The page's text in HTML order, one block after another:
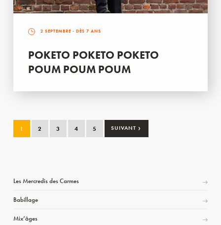
2 SEPTEMBRE - DÈS 7 ANS
POKETO POKETO POKETO
POUM POUM POUM
1 2 3 4 5 SUIVANT ›
Les Mercredis des Carmes
Babillage
Mix’âges